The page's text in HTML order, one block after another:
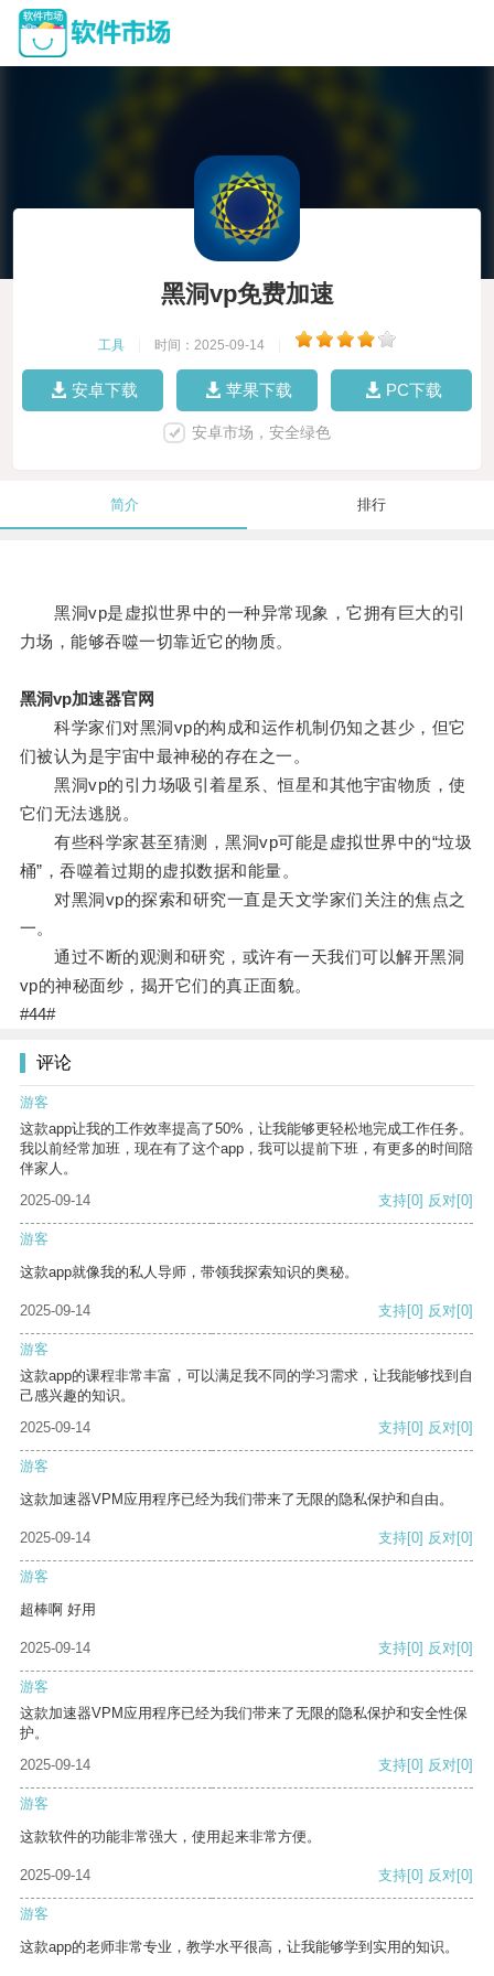
黑洞vp免费加速
工具 时间：2025-09-14
安卓下载 苹果下载 PC下载
安卓市场，安全绿色
简介 排行
黑洞vp是虚拟世界中的一种异常现象，它拥有巨大的引
力场，能够吞噬一切靠近它的物质。
黑洞vp加速器官网
科学家们对黑洞vp的构成和运作机制仍知之甚少，但它
们被认为是宇宙中最神秘的存在之一。
黑洞vp的引力场吸引着星系、恒星和其他宇宙物质，使
它们无法逃脱。
有些科学家甚至猜测，黑洞vp可能是虚拟世界中的“垃圾
桶”，吞噬着过期的虚拟数据和能量。
对黑洞vp的探索和研究一直是天文学家们关注的焦点之
一。
通过不断的观测和研究，或许有一天我们可以解开黑洞
vp的神秘面纱，揭开它们的真正面貌。
#44#
评论
游客
这款app让我的工作效率提高了50%，让我能够更轻松地完成工作任务。
我以前经常加班，现在有了这个app，我可以提前下班，有更多的时间陪
伴家人。
2025-09-14
支持[0] 反对[0]
游客
这款app就像我的私人导师，带领我探索知识的奥秘。
2025-09-14 支持[0] 反对[0]
游客
这款app的课程非常丰富，可以满足我不同的学习需求，让我能够找到自
己感兴趣的知识。
2025-09-14
支持[0] 反对[0]
游客
这款加速器VPM应用程序已经为我们带来了无限的隐私保护和自由。
2025-09-14 支持[0] 反对[0]
游客
超棒啊 好用
2025-09-14 支持[0] 反对[0]
游客
这款加速器VPM应用程序已经为我们带来了无限的隐私保护和安全性保
护。
2025-09-14
支持[0] 反对[0]
游客
这款软件的功能非常强大，使用起来非常方便。
2025-09-14 支持[0] 反对[0]
游客
这款app的老师非常专业，教学水平很高，让我能够学到实用的知识。